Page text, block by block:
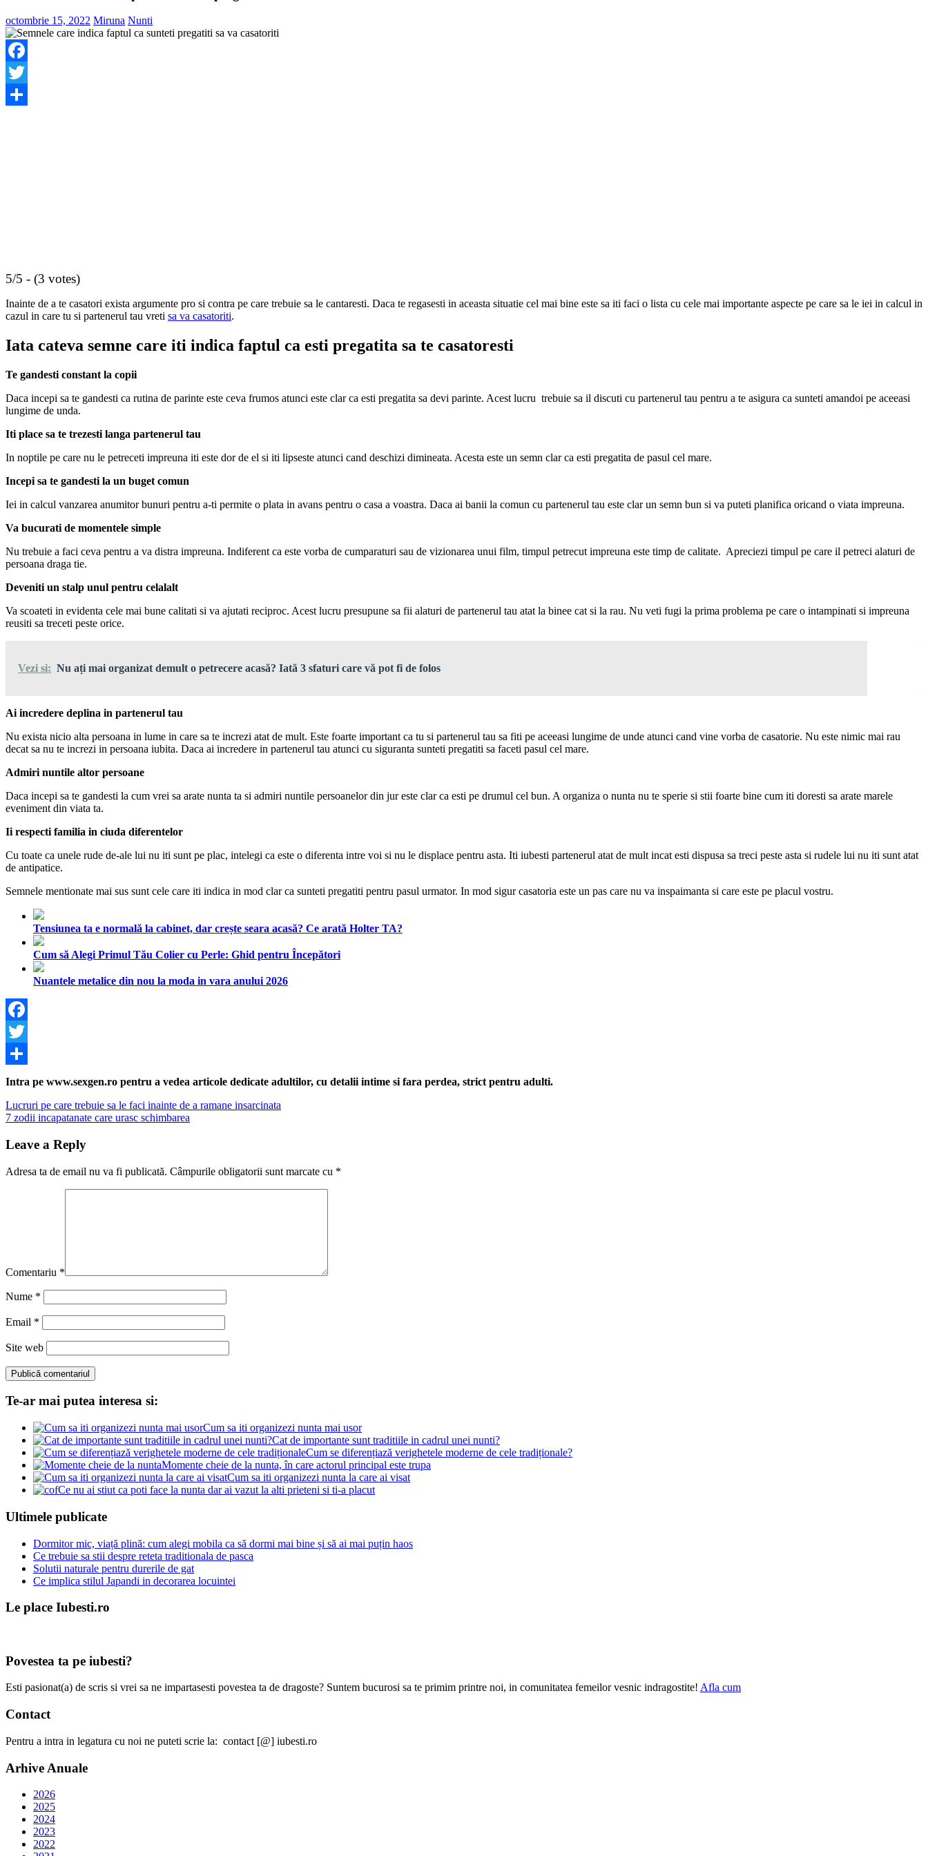
octombrie 15, 2022 Miruna Nunti
Facebook
Twitter
5/5 - (3 votes)
Inainte de a te casatori exista argumente pro si contra pe care trebuie sa le cantaresti. Daca te regasesti in aceasta situatie cel mai bine este sa iti faci o lista cu cele mai importante aspecte pe care sa le iei in calcul in
cazul in care tu si partenerul tau vreti sa va casatoriti.
Iata cateva semne care iti indica faptul ca esti pregatita sa te casatoresti
Te gandesti constant la copii
Daca incepi sa te gandesti ca rutina de parinte este ceva frumos atunci este clar ca esti pregatita sa devi parinte. Acest lucru trebuie sa il discuti cu partenerul tau pentru a te asigura ca sunteti amandoi pe aceeasi
lungime de unda.
Iti place sa te trezesti langa partenerul tau
In noptile pe care nu le petreceti impreuna iti este dor de el si iti lipseste atunci cand deschizi dimineata. Acesta este un semn clar ca esti pregatita de pasul cel mare.
Incepi sa te gandesti la un buget comun
Iei in calcul vanzarea anumitor bunuri pentru a-ti permite o plata in avans pentru o casa a voastra. Daca ai banii la comun cu partenerul tau este clar un semn bun si va puteti planifica oricand o viata impreuna.
Va bucurati de momentele simple
Nu trebuie a faci ceva pentru a va distra impreuna. Indiferent ca este vorba de cumparaturi sau de vizionarea unui film, timpul petrecut impreuna este timp de calitate. Apreciezi timpul pe care il petreci alaturi de
persoana draga tie.
Deveniti un stalp unul pentru celalalt
Va scoateti in evidenta cele mai bune calitati si va ajutati reciproc. Acest lucru presupune sa fii alaturi de partenerul tau atat la binee cat si la rau. Nu veti fugi la prima problema pe care o intampinati si impreuna
reusiti sa treceti peste orice.
Vezi si: Nu ați mai organizat demult o petrecere acasă? Iată 3 sfaturi care vă pot fi de folos
Ai incredere deplina in partenerul tau
Nu exista nicio alta persoana in lume in care sa te increzi atat de mult. Este foarte important ca tu si partenerul tau sa fiti pe aceeasi lungime de unde atunci cand vine vorba de casatorie. Nu este nimic mai rau
decat sa nu te increzi in persoana iubita. Daca ai incredere in partenerul tau atunci cu siguranta sunteti pregatiti sa faceti pasul cel mare.
Admiri nuntile altor persoane
Daca incepi sa te gandesti la cum vrei sa arate nunta ta si admiri nuntile persoanelor din jur este clar ca esti pe drumul cel bun. A organiza o nunta nu te sperie si stii foarte bine cum iti doresti sa arate marele
eveniment din viata ta.
Ii respecti familia in ciuda diferentelor
Cu toate ca unele rude de-ale lui nu iti sunt pe plac, intelegi ca este o diferenta intre voi si nu le displace pentru asta. Iti iubesti partenerul atat de mult incat esti dispusa sa treci peste asta si rudele lui nu iti sunt atat
de antipatice.
Semnele mentionate mai sus sunt cele care iti indica in mod clar ca sunteti pregatiti pentru pasul urmator. In mod sigur casatoria este un pas care nu va inspaimanta si care este pe placul vostru.
Tensiunea ta e normală la cabinet, dar crește seara acasă? Ce arată Holter TA?
Cum să Alegi Primul Tău Colier cu Perle: Ghid pentru Începători
Nuantele metalice din nou la moda in vara anului 2026
Facebook
Twitter
Share
Intra pe www.sexgen.ro pentru a vedea articole dedicate adultilor, cu detalii intime si fara perdea, strict pentru adulti.
Navigare
în
articole
Previous
Post:
Lucruri pe care trebuie sa le faci inainte de a ramane insarcinata
Next
7 zodii incapatanate care urasc schimbarea
Leave a Reply
Adresa ta de email nu va fi publicată. Câmpurile obligatorii sunt marcate cu *
Comentariu *
Nume *
Email *
Site web
Te-ar mai putea interesa si:
Cum sa iti organizezi nunta mai usor
Cat de importante sunt traditiile in cadrul unei nunti?
Cum se diferențiază verighetele moderne de cele tradiționale?
Momente cheie de la nunta, în care actorul principal este trupa
Cum sa iti organizezi nunta la care ai visat
Ce nu ai stiut ca poti face la nunta dar ai vazut la alti prieteni si ti-a placut
Ultimele publicate
Dormitor mic, viață plină: cum alegi mobila ca să dormi mai bine și să ai mai puțin haos
Ce trebuie sa stii despre reteta traditionala de pasca
Solutii naturale pentru durerile de gat
Ce implica stilul Japandi in decorarea locuintei
Le place Iubesti.ro
Povestea ta pe iubesti?
Esti pasionat(a) de scris si vrei sa ne impartasesti povestea ta de dragoste? Suntem bucurosi sa te primim printre noi, in comunitatea femeilor vesnic indragostite! Afla cum
Contact
Pentru a intra in legatura cu noi ne puteti scrie la: contact [@] iubesti.ro
Arhive Anuale
2026
2025
2024
2023
2022